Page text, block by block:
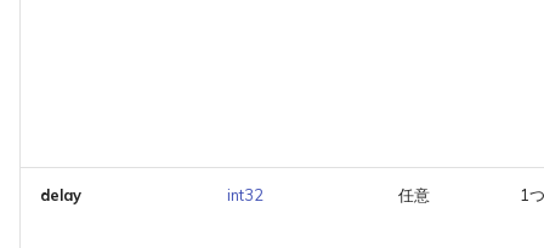
delay int32 任意 1つ